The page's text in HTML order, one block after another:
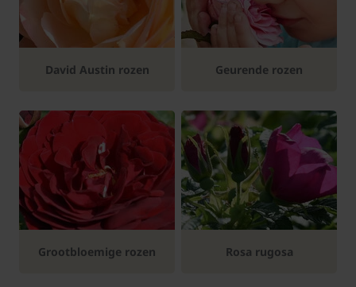
David Austin rozen Geurende rozen
Grootbloemige rozen Rosa rugosa